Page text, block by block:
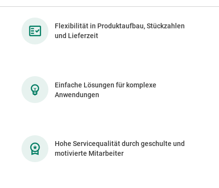
Flexibilität in Produktaufbau, Stückzahlen
und Lieferzeit
Einfache Lösungen für komplexe
Anwendungen
Hohe Servicequalität durch geschulte und
motivierte Mitarbeiter